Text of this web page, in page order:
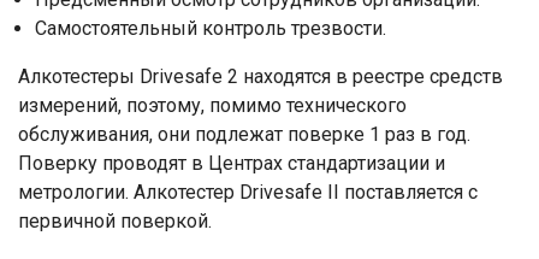
Самостоятельный контроль трезвости.
Алкотестеры Drivesafe 2 находятся в реестре средств
измерений, поэтому, помимо технического
обслуживания, они подлежат поверке 1 раз в год.
Поверку проводят в Центрах стандартизации и
метрологии. Алкотестер Drivesafe II поставляется с
первичной поверкой.
Ваше имя
Номер телефона
Отправить